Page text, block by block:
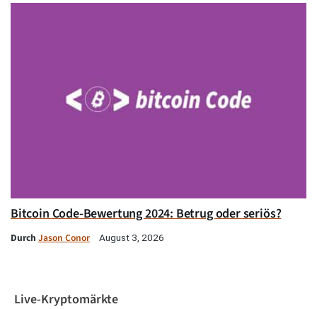
Bitcoin Code-Bewertung 2024: Betrug oder seriös?
Durch Jason Conor August 3, 2026
Live-Kryptomärkte